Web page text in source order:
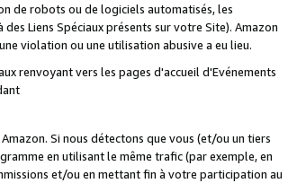
de robots ou de logiciels automatisés, les
Liens Spéciaux présents sur votre Site). Amazon
violation ou une utilisation abusive a eu lieu.
renvoyant vers les pages d'accueil d'Evénements
Si nous détectons que vous (et/ou un tiers
en utilisant le même trafic (par exemple, en
et/ou en mettant fin à votre participation au